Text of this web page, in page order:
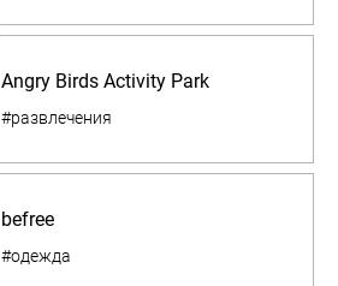
Angry Birds Activity Park
#развлечения
befree
#одежда